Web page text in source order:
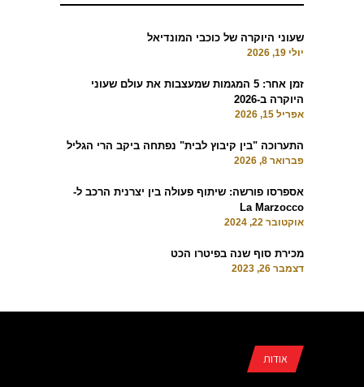
שעוני היוקרה של כוכבי המונדיאל
יולי 19, 2026
זמן אחר: 5 המגמות שמעצבות את עולם שעוני
היוקרה ב-2026
אפריל 15, 2026
התערוכה "בין קיבוץ לבית" נפתחה ביקב הרי הגליל
פברואר 8, 2026
אספרסו פורשה: שיתוף פעולה בין יצרנית הרכב ל-
La Marzocco
אוקטובר 22, 2024
מכירת סוף שנה בפיטרו הכט
דצמבר 26, 2023
אודות